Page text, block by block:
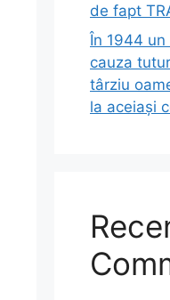
de fapt
În 1944
cauza
târziu
la aceiași